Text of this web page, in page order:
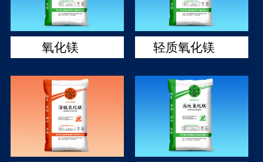
氧化镁 轻质氧化镁